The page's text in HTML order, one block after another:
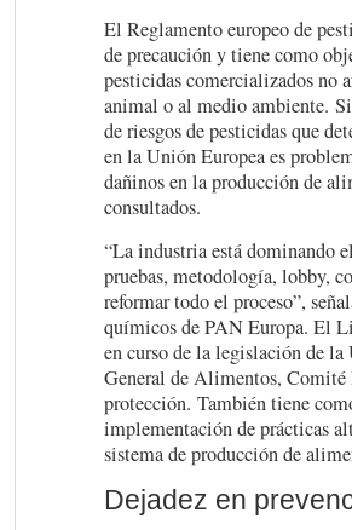
El Reglamento europeo de
de precaución y tiene como
pesticidas comercializados no
animal o al medio ambiente.
de riesgos de pesticidas que
en la Unión Europea es
dañinos en la producción de
consultados.
“La industria está dominando
pruebas, metodología, lobby,
reformar todo el proceso”,
químicos de PAN Europa. El
en curso de la legislación de
General de Alimentos, Comité
protección. También tiene
implementación de prácticas
sistema de producción de
Dejadez en